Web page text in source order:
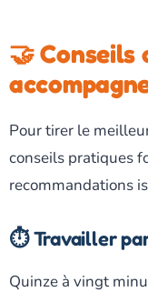
🤝 Conseils
Pour tirer le
conseils pratiques
recommandations
⏱️ Travailler
Quinze à vingt